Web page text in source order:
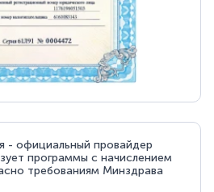
- официальный провайдер
программы с начислением
требованиям Минздрава